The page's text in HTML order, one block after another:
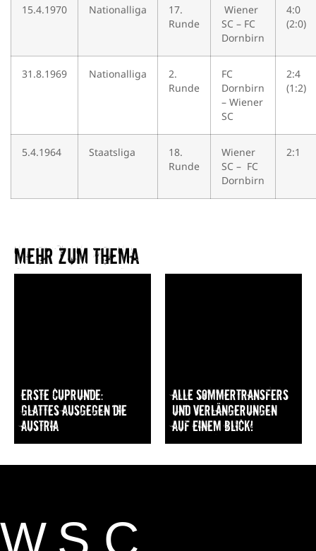
15.4.1970 Nationalliga
17.
Runde
Wiener
SC – FC
Dornbirn
4:0
(2:0)
31.8.1969 Nationalliga
2.
Runde
FC
Dornbirn
– Wiener
SC
2:4
(1:2)
5.4.1964 Staatsliga
18.
Runde
Wiener
SC – FC
Dornbirn
2:1
Mehr zum Thema​
Erste Cuprunde:
Glattes Ausgegen die
Austria
Alle Sommertransfers
und Verlängerungen
auf einem Blick!
W.S.C.